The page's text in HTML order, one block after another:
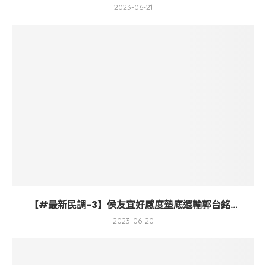
2023-06-21
【#最新民調-3】侯友宜好感度墊底還輸郭台銘...
2023-06-20